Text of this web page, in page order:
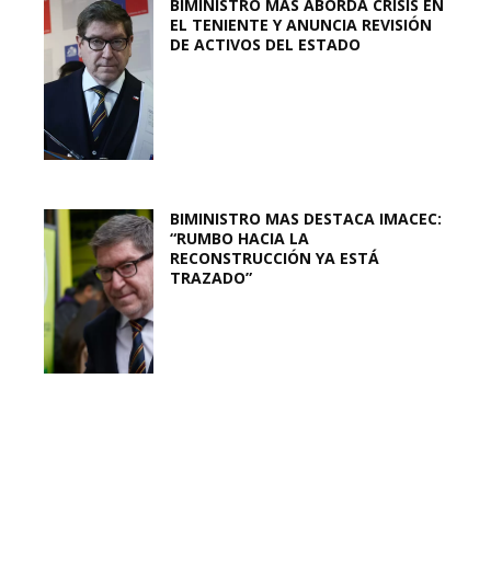
BIMINISTRO MAS ABORDA CRISIS EN
EL TENIENTE Y ANUNCIA REVISIÓN
DE ACTIVOS DEL ESTADO
BIMINISTRO MAS DESTACA IMACEC:
“RUMBO HACIA LA
RECONSTRUCCIÓN YA ESTÁ
TRAZADO”